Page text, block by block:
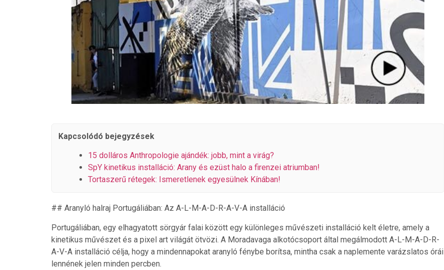
Kapcsolódó bejegyzések
15 dolláros Anthropologie ajándék: jobb, mint a virág?
SpY kinetikus installáció: Arany és ezüst halo a firenzei atriumban!
Tortaszerű rétegek: Ismeretlenek egyesülnek Kínában!
## Aranyló halraj Portugáliában: Az A-L-M-A-D-R-A-V-A installáció
Portugáliában, egy elhagyatott sörgyár falai között egy különleges művészeti installáció kelt életre, amely a
kinetikus művészet és a pixel art világát ötvözi. A Moradavaga alkotócsoport által megálmodott A-L-M-A-D-R-
A-V-A installáció célja, hogy a mindennapokat aranyló fénybe borítsa, mintha csak a naplemente varázslatos órái
lennének jelen minden percben.